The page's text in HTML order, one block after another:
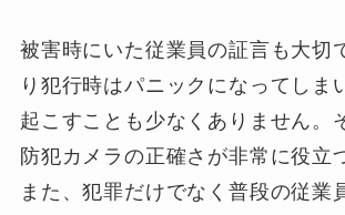
被害時にいた従業員の証言も大切
り犯行時はパニックになってしま
起こすことも少なくありません。
防犯カメラの正確さが非常に役立
また、犯罪だけでなく普段の従業